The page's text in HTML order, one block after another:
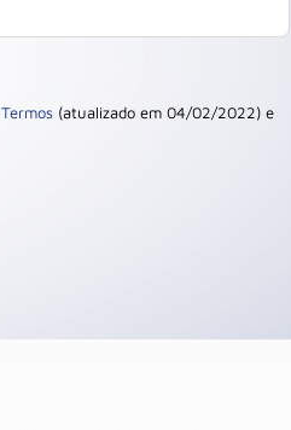
Termos (atualizado em 04/02/2022) e